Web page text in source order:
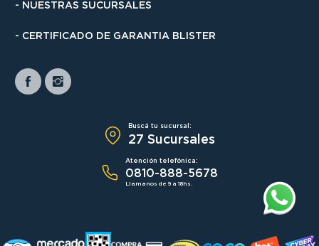
- NUESTRAS SUCURSALES
- CERTIFICADO DE GARANTIA BLISTER
Buscá tu sucursal:
27 Sucursales
Atención telefónica:
0810-888-5678
Llamanos de 9 a 18hs.